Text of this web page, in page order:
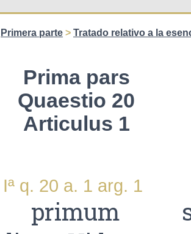
Primera parte > Tratado relativo a la
Prima pars
Quaestio 20
Articulus 1
q. 20 a. 1 arg. 1